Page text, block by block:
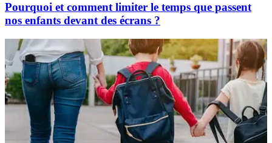
Pourquoi et comment limiter le temps que passent
nos enfants devant des écrans ?